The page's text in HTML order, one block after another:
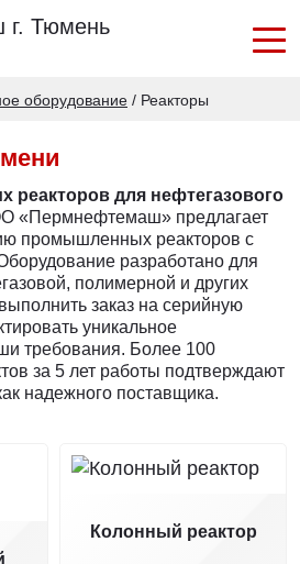
оборудование / Реакторы
реакторов для нефтегазового
«Пермнефтемаш» предлагает
промышленных реакторов с
разработано для
полимерной и других
заказ на серийную
уникальное
требования. Более 100
за 5 лет работы подтверждают
надежного поставщика.
Колонный реактор